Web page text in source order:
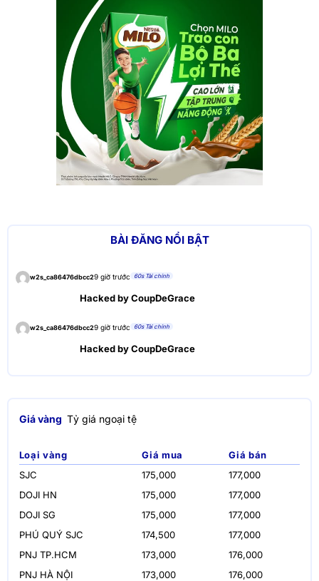
BÀI ĐĂNG NỔI BẬT
w2s_ca86476dbcc29 giờ trước 60s Tài chính
Hacked by CoupDeGrace
w2s_ca86476dbcc29 giờ trước 60s Tài chính
Hacked by CoupDeGrace
Giá vàng Tỷ giá ngoại tệ
Loại vàng Giá mua
Giá bán
SJC
175,000
177,000
DOJI HN
175,000
177,000
DOJI SG
175,000
177,000
PHÚ QUÝ SJC
174,500
177,000
PNJ TP.HCM
173,000
176,000
PNJ HÀ NỘI
173,000 176,000